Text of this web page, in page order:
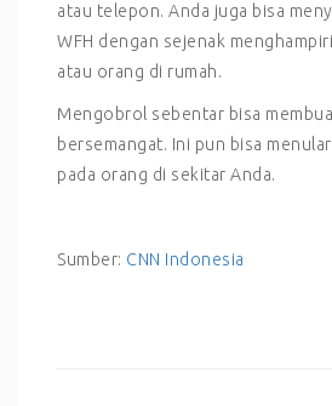
atau telepon. Anda juga bisa
WFH dengan sejenak
atau orang di rumah.
Mengobrol sebentar bisa
bersemangat. Ini pun bisa
pada orang di sekitar Anda.
Sumber: CNN Indonesia